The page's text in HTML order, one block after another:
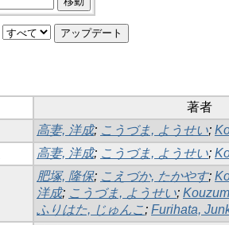
著者
高妻, 洋成; こうづま, ようせい;
高妻, 洋成; こうづま, ようせい;
肥塚, 隆保; こえづか, たかやす;
洋成; こうづま, ようせい;
ふりはた, じゅんこ; Furihata,